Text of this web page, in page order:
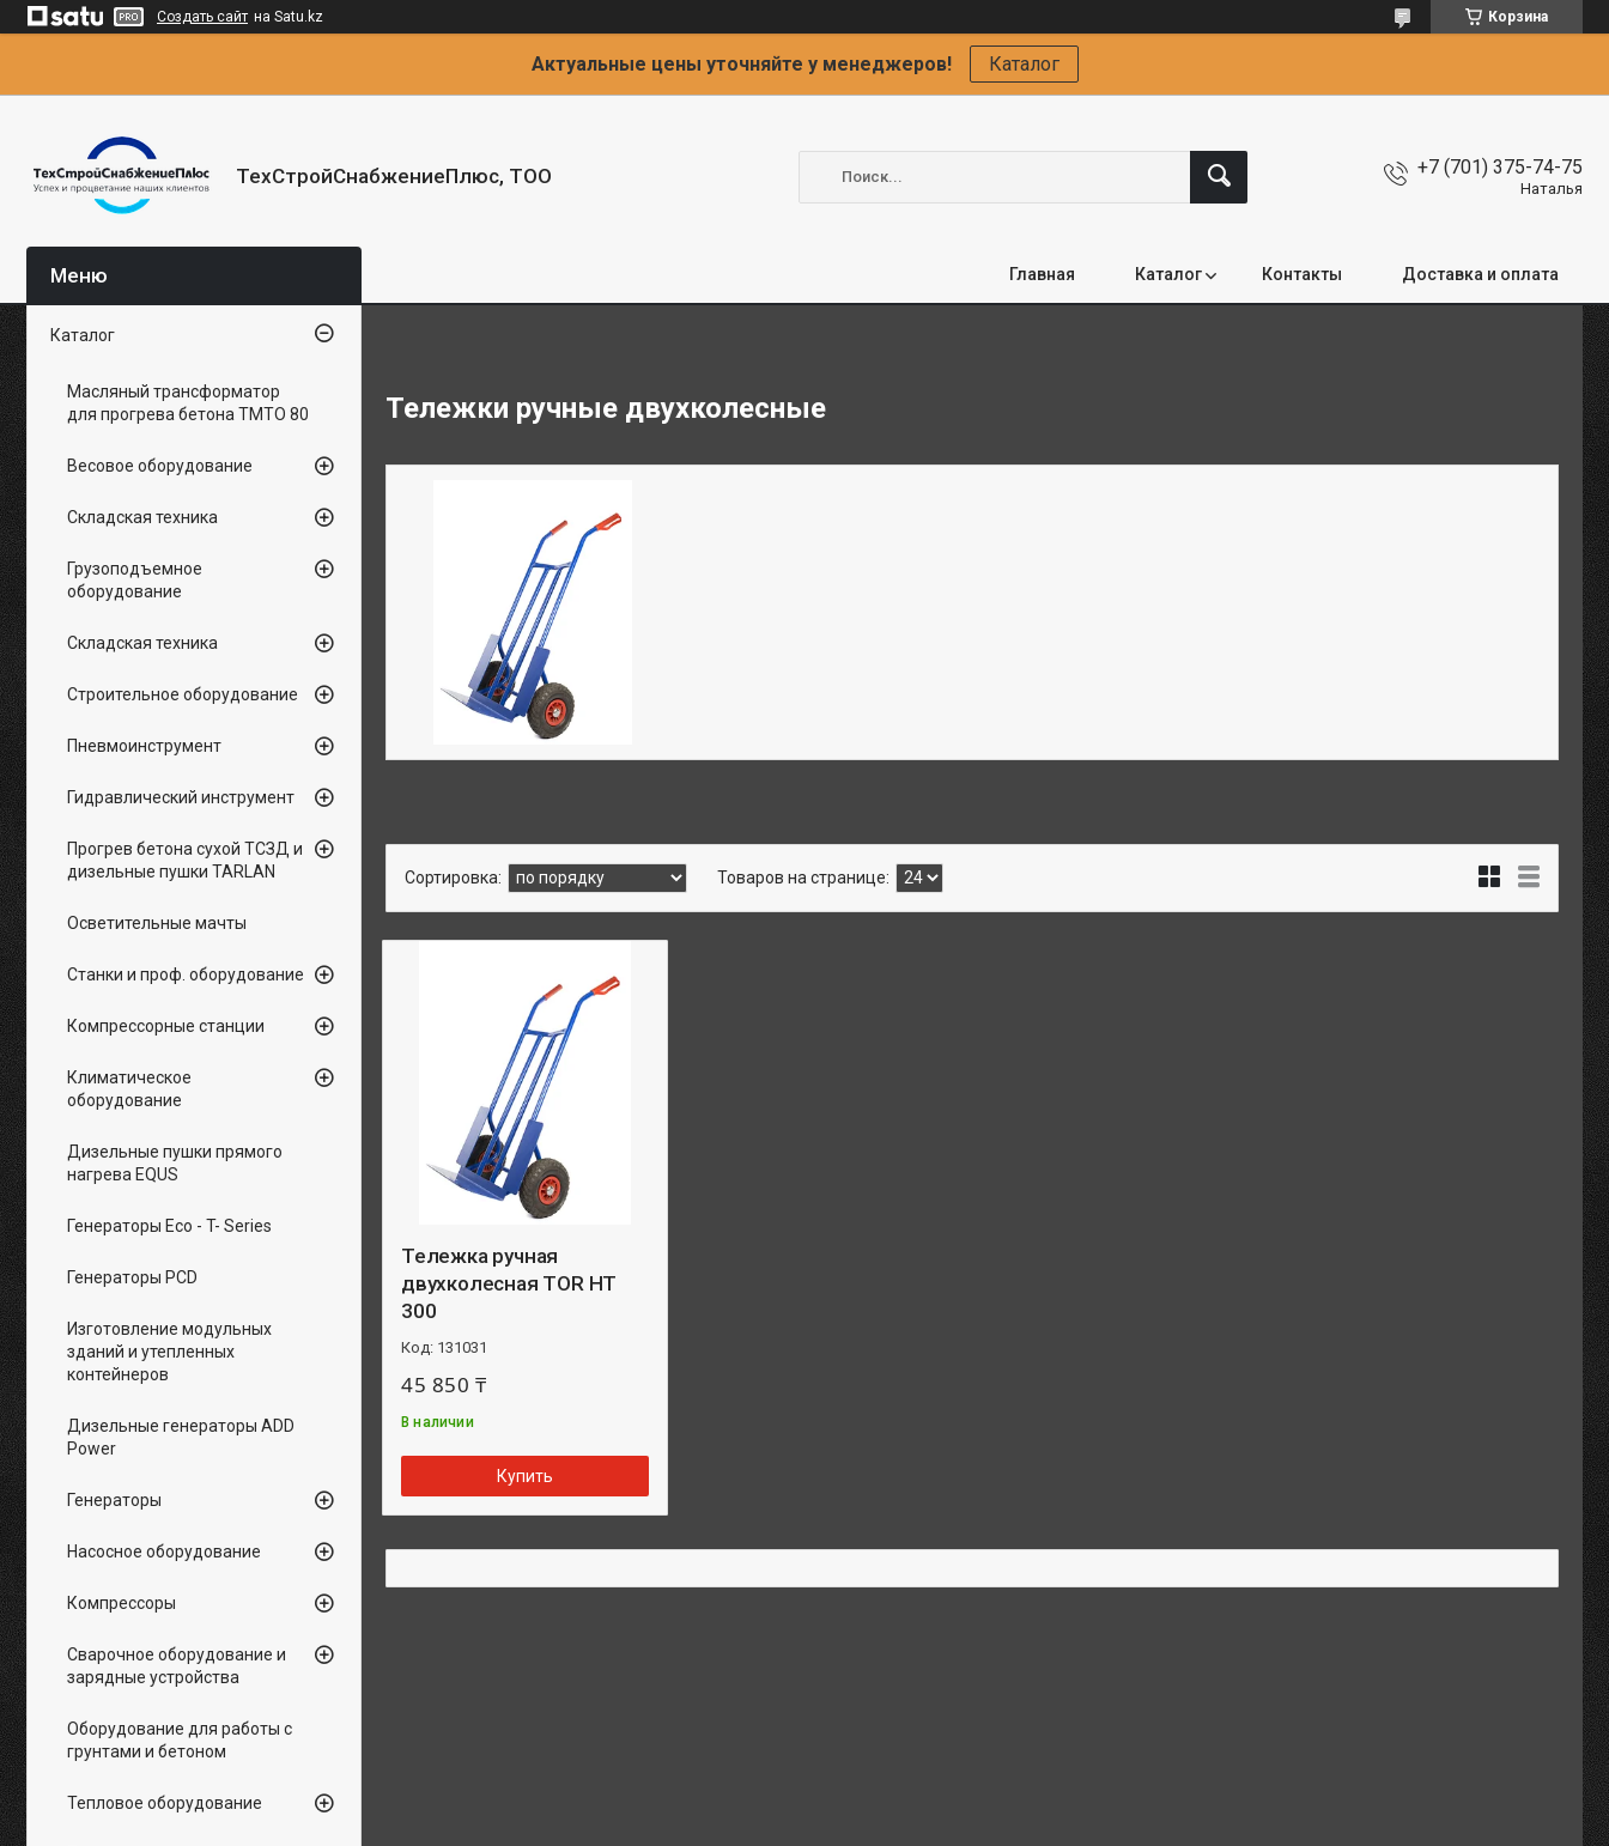
Создать сайт на Satu.kz Корзина
Актуальные цены уточняйте у менеджеров! Каталог
ТехСтройСнабжениеПлюс, ТОО +7 (701) 375-74-75
Наталья
Главная Каталог Контакты Доставка и оплата
Тележки ручные двухколесные
Тележка ручная
двухколесная TOR HT
300
131031
45 850 ₸
В наличии
Купить
Каталог
Масляный трансформатор
для прогрева бетона ТМТО 80
Весовое оборудование
Складская техника
Грузоподъемное
оборудование
Складская техника
Строительное оборудование
Пневмоинструмент
Гидравлический инструмент
Прогрев бетона сухой ТСЗД и
дизельные пушки TARLAN
Осветительные мачты
Станки и проф. оборудование
Компрессорные станции
Климатическое
оборудование
Дизельные пушки прямого
нагрева EQUS
Генераторы Eco - T- Series
Генераторы PCD
Изготовление модульных
зданий и утепленных
контейнеров
Дизельные генераторы ADD
Power
Генераторы
Насосное оборудование
Компрессоры
Сварочное оборудование и
зарядные устройства
Оборудование для работы с
грунтами и бетоном
Тепловое оборудование